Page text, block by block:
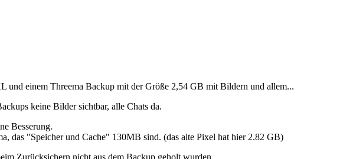
und einem Threema Backup mit der Größe 2,54 GB mit Bildern und allem...
keine Bilder sichtbar, alle Chats da.
Besserung.
das "Speicher und Cache" 130MB sind. (das alte Pixel hat hier 2.82 GB)
Zurücksichern nicht aus dem Backup geholt wurden.